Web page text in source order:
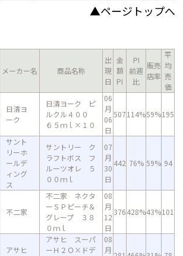
▲ページトップへ
メーカー名 商品名称
出
現
日
金
額
PI
PI
前週
比
販売
店率
平
均
売
価
日清ヨ
ーク
日清ヨーク ピ
ルクル４００
６５ｍｌ×１０
06
月
06
日
507114%59%195
サント
リーホ
ールデ
ィング
ス
サントリー ク
ラフトボス フ
ルーツオレ ５
００ｍｌ
07
月
30
日
442 76% 59% 94
不二家
不二家 ネクタ
ーＳＰピーチ＆
グレープ ３８
０ｍｌ
08
月
12
日
376428%43%101
アサヒ
アサヒ スーパ
ーＨ２Ｏ×ドデ
08
月